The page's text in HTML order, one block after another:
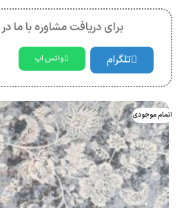
برای دریافت مشاوره با ما
تلگرام واتس اپ
اتمام موجودی